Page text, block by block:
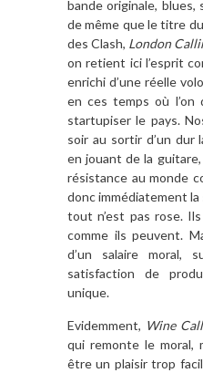
bande originale, blues,
de même que le titre
des Clash, London
on retient ici l’esprit
enrichi d’une réelle
en ces temps où l’on
startupiser le pays.
soir au sortir d’un dur
en jouant de la
résistance au monde
donc immédiatement
tout n’est pas rose.
comme ils peuvent.
d’un salaire moral,
satisfaction de
unique.
Evidemment, Wine
qui remonte le moral,
être un plaisir trop